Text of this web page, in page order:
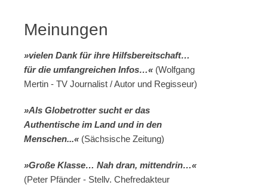
Meinungen
»vielen Dank für ihre Hilfsbereitschaft…
für die umfangreichen Infos…« (Wolfgang
Mertin - TV Journalist / Autor und Regisseur)
»Als Globetrotter sucht er das
Authentische im Land und in den
Menschen...« (Sächsische Zeitung)
»Große Klasse… Nah dran, mittendrin…«
(Peter Pfänder - Stellv. Chefredakteur